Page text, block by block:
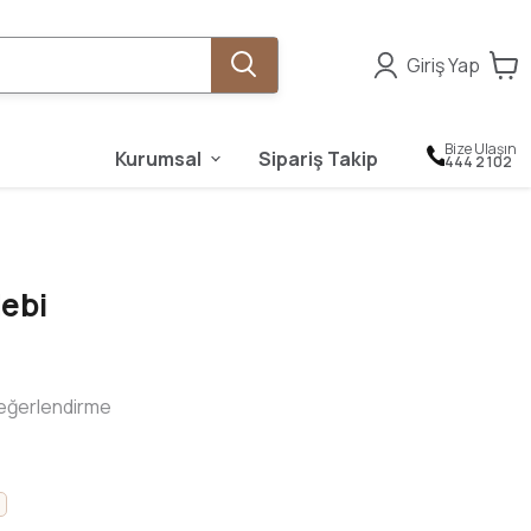
Giriş Yap
Kurumsal Sipariş Takip Bize Ulaşın
444 2 102